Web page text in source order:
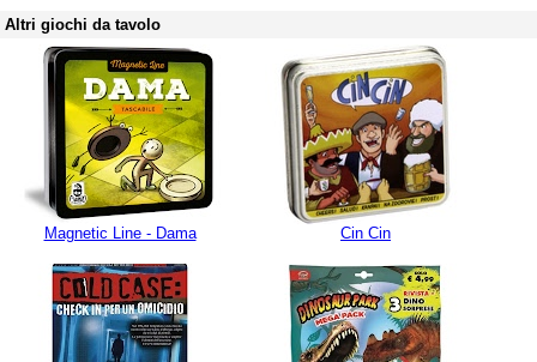
Altri giochi da tavolo
Magnetic Line - Dama Cin Cin